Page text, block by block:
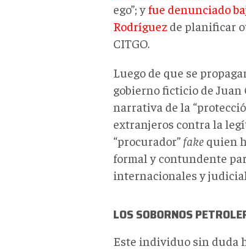
ego”; y fue denunciado
Rodríguez de planificar
CITGO.
Luego de que se
gobierno ficticio de Juan
narrativa de la
extranjeros contra la
“procurador” fake quien
formal y contundente
internacionales y
LOS SOBORNOS
Este individuo sin duda